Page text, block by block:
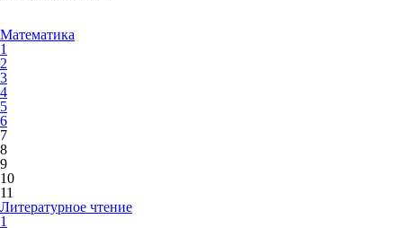
Математика
1
2
3
4
5
6
7
8
9
10
11
Литературное чтение
1